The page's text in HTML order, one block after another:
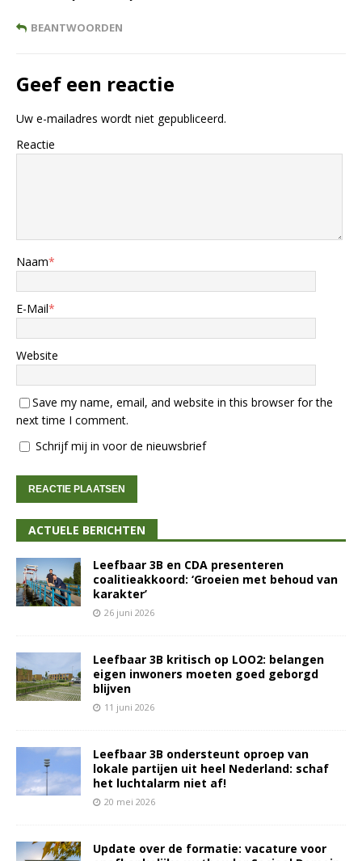
BEANTWOORDEN
Geef een reactie
Uw e-mailadres wordt niet gepubliceerd.
Reactie
Naam*
E-Mail*
Website
Save my name, email, and website in this browser for the
next time I comment.
Schrijf mij in voor de nieuwsbrief
ACTUELE BERICHTEN
Leefbaar 3B en CDA presenteren
coalitieakkoord: ‘Groeien met behoud van
karakter’
26 juni 2026
Leefbaar 3B kritisch op LOO2: belangen
eigen inwoners moeten goed geborgd
blijven
11 juni 2026
Leefbaar 3B ondersteunt oproep van
lokale partijen uit heel Nederland: schaf
het luchtalarm niet af!
20 mei 2026
Update over de formatie: vacature voor